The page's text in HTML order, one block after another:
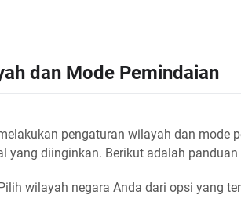
dan Mode Pemindaian
pengaturan wilayah dan mode
yang diinginkan. Berikut adalah
wilayah negara Anda dari opsi yang